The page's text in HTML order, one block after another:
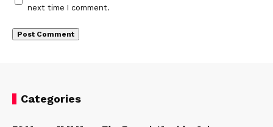
next time I comment.
Categories